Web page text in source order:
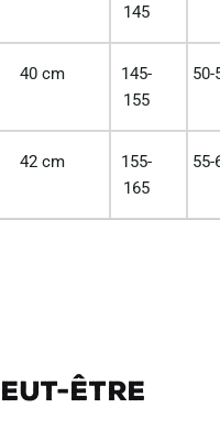
145
40 cm
145-
155
50-
42 cm
155-
165
55-
être